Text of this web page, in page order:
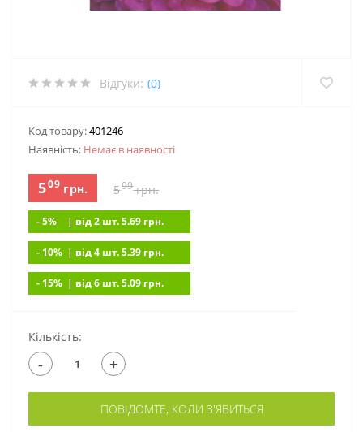
Відгуки: (0)
Код товару:401246
Наявність: Немає в наявностi
509грн. 599грн.
- 5% | вiд 2 шт. 5.69 грн.
- 10% | вiд 4 шт. 5.39 грн.
- 15% | вiд 6 шт. 5.09 грн.
Кількість:
- +
ПОВІДОМТЕ, КОЛИ З'ЯВИТЬСЯ